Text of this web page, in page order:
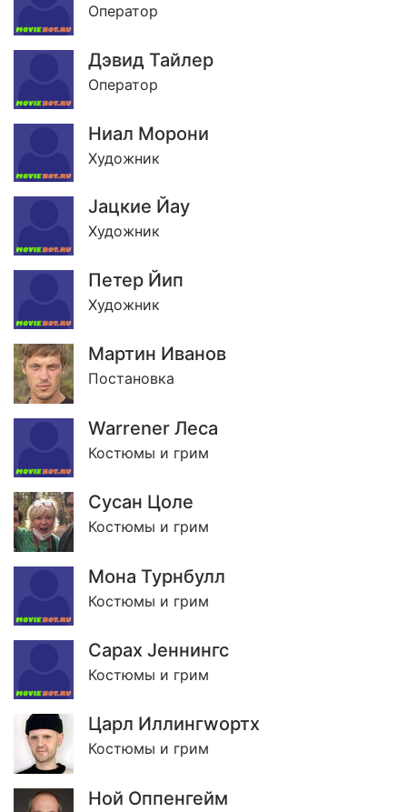
Оператор
Дэвид Тайлер
Оператор
Ниал Морони
Художник
Jацкие Йау
Художник
Петер Йип
Художник
Мартин Иванов
Постановка
Warrener Леса
Костюмы и грим
Сусан Цоле
Костюмы и грим
Мона Турнбулл
Костюмы и грим
Сарах Jеннингс
Костюмы и грим
Царл Иллингwортх
Костюмы и грим
Ной Оппенгейм